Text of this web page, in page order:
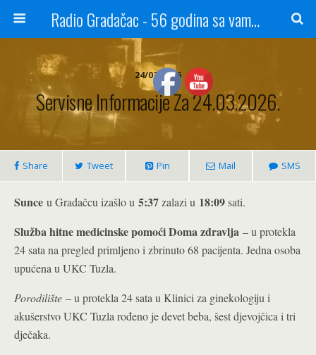
Radio Gradačac - 56 godina sa vama...
24/03/2026
Servisne Informacije Za 24.03.2026.
Share Tweet Pin Mail SMS
Sunce u Gradačcu izašlo u 5:37zalazi u 18:09sati.
Služba hitne medicinske pomoći Doma zdravlja – u protekla
24 sata na pregled primljeno i zbrinuto 68 pacijenta. Jedna osoba
upućena u UKC Tuzla.
Porodilište – u protekla 24 sata u Klinici za ginekologiju i
akušerstvo UKC Tuzla rođeno je devet beba, šest djevojčica i tri
dječaka.